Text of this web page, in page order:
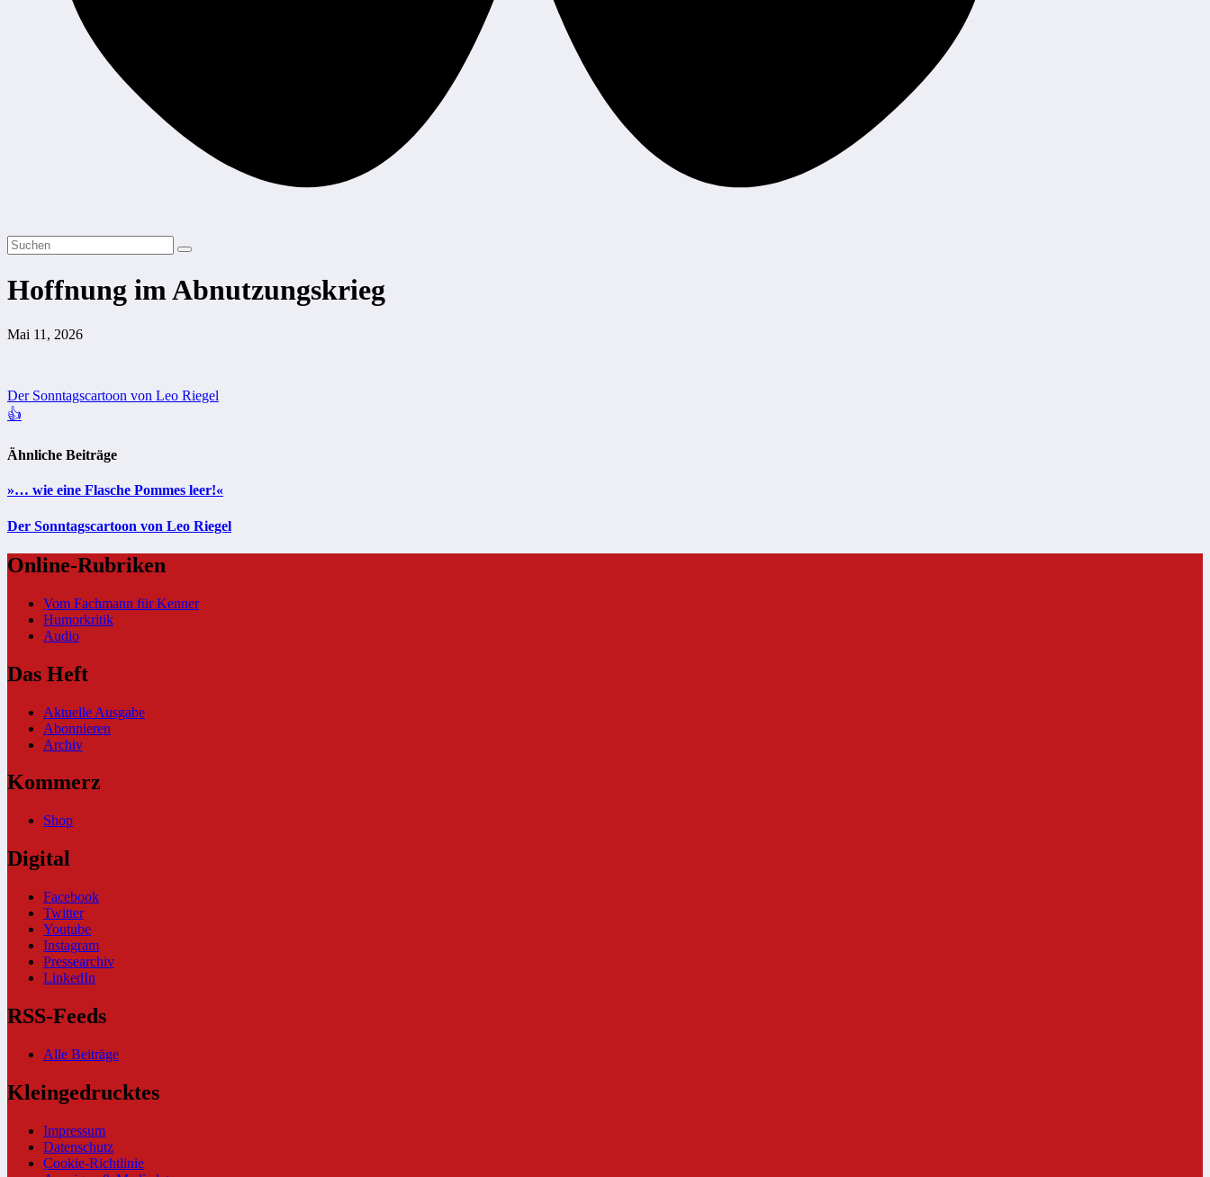
Hoffnung im Abnutzungskrieg
Mai 11, 2026
Beitragsnavigation
Der Sonntagscartoon von Leo Riegel
👍️
Ähnliche Beiträge
»… wie eine Flasche Pommes leer!«
Der Sonntagscartoon von Leo Riegel
Online-Rubriken
Vom Fachmann für Kenner
Humorkritik
Audio
Das Heft
Aktuelle Ausgabe
Abonnieren
Archiv
Kommerz
Shop
Digital
Facebook
Twitter
Youtube
Instagram
Pressearchiv
LinkedIn
RSS-Feeds
Alle Beiträge
Kleingedrucktes
Impressum
Datenschutz
Cookie-Richtlinie